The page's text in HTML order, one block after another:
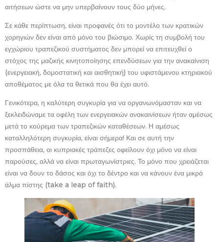
αιτήσεων ώστε να μην υπερβαίνουν τους δύο μήνες.
Σε κάθε περίπτωση, είναι προφανές ότι το μοντέλο των κρατικών
χορηγιών δεν είναι από μόνο του βιώσιμο. Χωρίς τη συμβολή του
εγχώριου τραπεζικού συστήματος δεν μπορεί να επιτευχθεί ο
στόχος της μαζικής κινητοποίησης επενδύσεων για την ανακαίνιση
(ενεργειακή, δομοστατική και αισθητική) του υφιστάμενου κτηριακού
αποθέματος με όλα τα θετικά που θα έχει αυτό.
Γενικότερα, η καλύτερη συγκυρία για να οργανωνόμασταν και να
ξεκλειδώναμε τα οφέλη των ενεργειακών ανακαινίσεων ήταν αμέσως
μετά το κούρεμα των τραπεζικών καταθέσεων. Η αμέσως
καταλληλότερη συγκυρία, είναι σήμερα! Και σε αυτή την
προσπάθεια, οι κυπριακές τράπεζες οφείλουν όχι μόνο να είναι
παρούσες, αλλά να είναι πρωταγωνίστριες. Το μόνο που χρειάζεται
είναι να δουν το δάσος και όχι το δέντρο και να κάνουν ένα μικρό
άλμα πίστης (take a leap of faith).